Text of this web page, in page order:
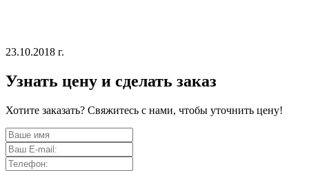
23.10.2018 г.
Узнать цену и сделать заказ
Хотите заказать? Свяжитесь с нами, чтобы уточнить цену!